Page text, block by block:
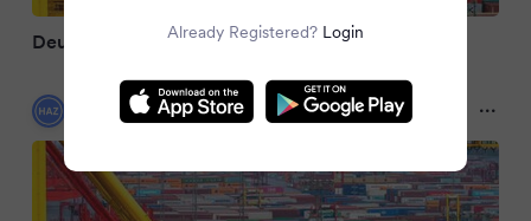
Deutsche Exporte in die USA sinken erneut
Hannoversche Allgemeine
10 months ago
Already Registered? Login